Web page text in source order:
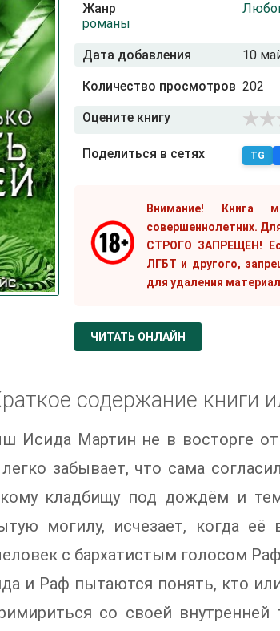
Жанр
романы
Дата добавления 10
Количество просмотров 202
Оцените книгу
Поделиться в сетях TG
Внимание! Книга
совершеннолетних.
СТРОГО ЗАПРЕЩЕН!
ЛГБТ и другого,
для удаления
ЧИТАТЬ ОНЛАЙН
содержание книги
Исида Мартин не в восторге
забывает, что сама
кладбищу под дождём и
могилу, исчезает, когда
с бархатистым голосом
и Раф пытаются понять, кто
со своей